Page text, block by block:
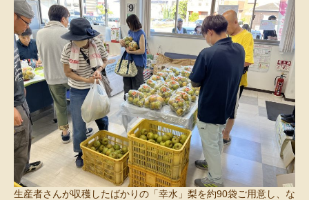
生産者さんが収穫したばかりの「幸水」梨を約90袋ご用意し、な